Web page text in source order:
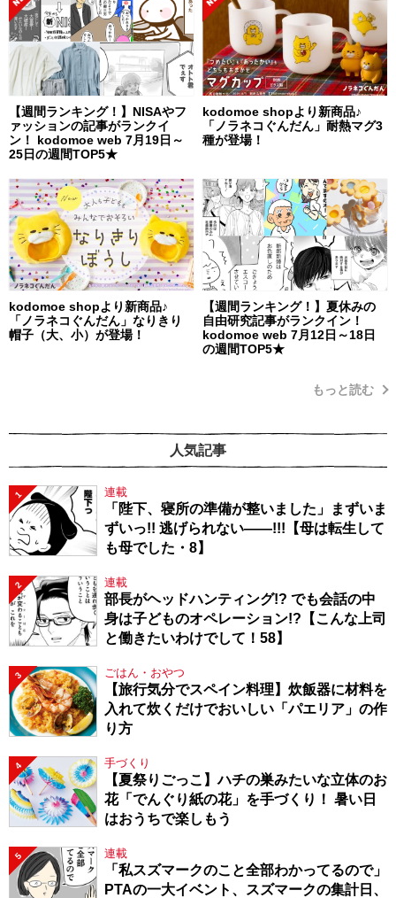
【週間ランキング！】NISAやフ
ァッションの記事がランクイ
ン！ kodomoe web 7月19日～
25日の週間TOP5★
kodomoe shopより新商品♪
「ノラネコぐんだん」耐熱マグ3
種が登場！
kodomoe shopより新商品♪
「ノラネコぐんだん」なりきり
帽子（大、小）が登場！
【週間ランキング！】夏休みの
自由研究記事がランクイン！
kodomoe web 7月12日～18日
の週間TOP5★
もっと読む
人気記事
1 連載
「陛下、寝所の準備が整いました」まずいま
ずいっ!! 逃げられない――!!!【母は転生して
も母でした・8】
2 連載
部長がヘッドハンティング!? でも会話の中
身は子どものオペレーション!?【こんな上司
と働きたいわけでして！58】
3 ごはん・おやつ
【旅行気分でスペイン料理】炊飯器に材料を
入れて炊くだけでおいしい「パエリア」の作
り方
4 手づくり
【夏祭りごっこ】ハチの巣みたいな立体のお
花「でんぐり紙の花」を手づくり！ 暑い日
はおうちで楽しもう
5 連載
「私スズマークのこと全部わかってるので」
PTAの一大イベント、スズマークの集計日、